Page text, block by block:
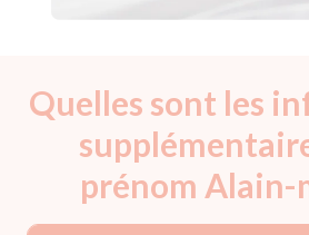
Quelles sont les
prénom Alain-